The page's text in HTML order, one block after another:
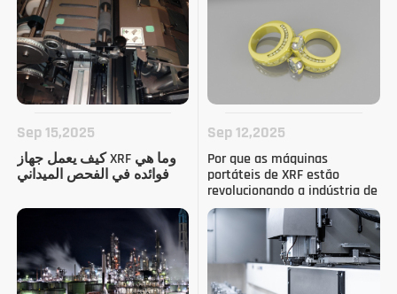
Sep 15,2025
كيف يعمل جهاز XRF وما هي
فوائده في الفحص الميداني
Sep 12,2025
Por que as máquinas
portáteis de XRF estão
revolucionando a indústria de
reciclagem